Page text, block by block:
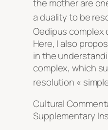
the mother are
a duality to be
Oedipus complex
Here, I also
in the
complex, which
resolution «
Cultural
Supplementary